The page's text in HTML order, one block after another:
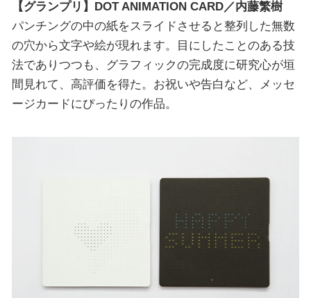
【グランプリ】DOT ANIMATION CARD／内藤繁樹
パンチングの中の紙をスライドさせると整列した無数
の穴から文字や絵が現れます。目にしたことのある技
法でありつつも、グラフィックの完成度に研究心が垣
間見れて、高評価を得た。お祝いや告白など、メッセ
ージカードにぴったりの作品。